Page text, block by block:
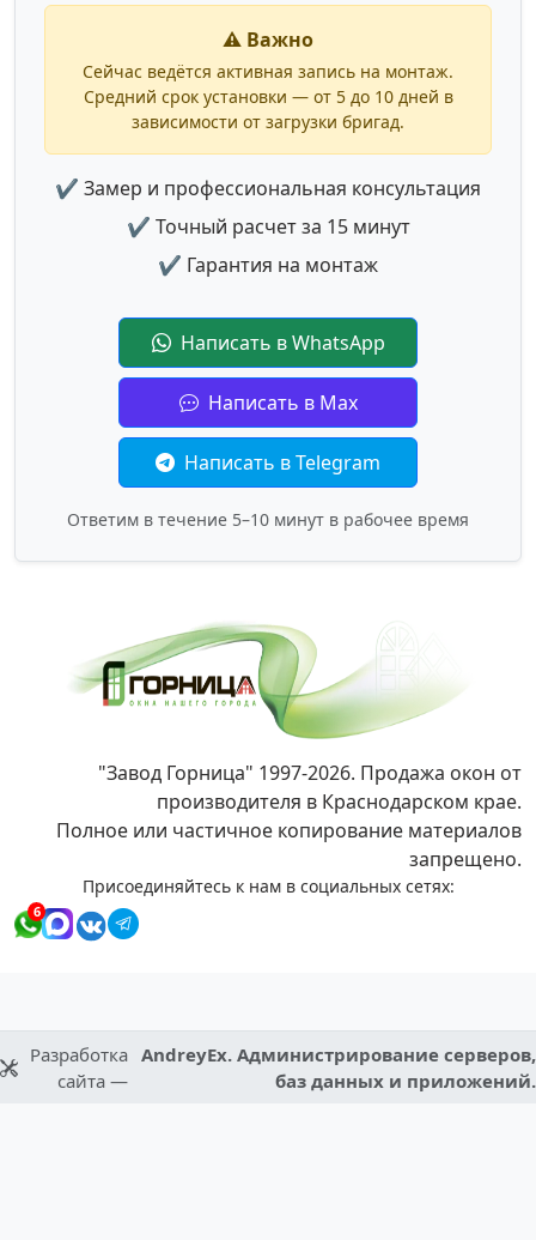
⚠️ Важно
Сейчас ведётся активная запись на монтаж.
Средний срок установки — от 5 до 10 дней в
зависимости от загрузки бригад.
✔ Замер и профессиональная консультация
✔ Точный расчет за 15 минут
✔ Гарантия на монтаж
Написать в WhatsApp
Написать в Max
Написать в Telegram
Ответим в течение 5–10 минут в рабочее время
"Завод Горница" 1997-2026. Продажа окон от
производителя в Краснодарском крае.
Полное или частичное копирование материалов
запрещено.
Присоединяйтесь к нам в социальных сетях:
6
Разработка
сайта —
AndreyEx. Администрирование серверов,
баз данных и приложений.